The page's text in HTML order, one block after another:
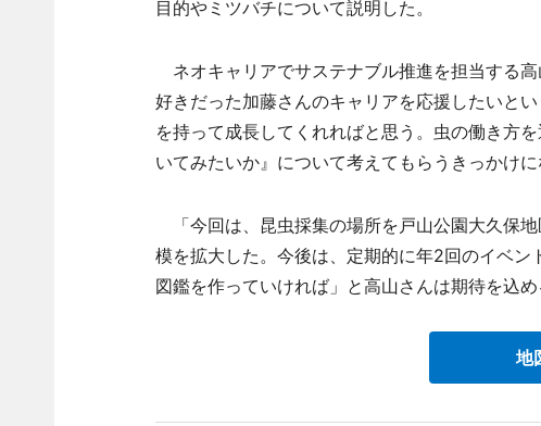
目的やミツバチについて説明した。
ネオキャリアでサステナブル推進を担当する
好きだった加藤さんのキャリアを応援したいと
を持って成長してくれればと思う。虫の働き方
いてみたいか』について考えてもらうきっかけに
「今回は、昆虫採集の場所を戸山公園大久保
模を拡大した。今後は、定期的に年2回のイベ
図鑑を作っていければ」と高山さんは期待を込め
地